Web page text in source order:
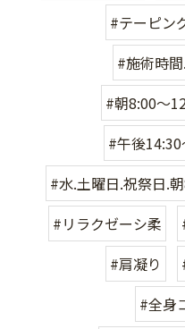
#テーピン
#施術時
#朝8:00〜
#午後
#水.土曜日.祝祭日.
#リラクゼーシ柔
#肩凝り
#全身